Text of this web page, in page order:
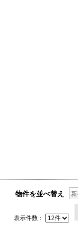
物件を並べ替え
表示件数：